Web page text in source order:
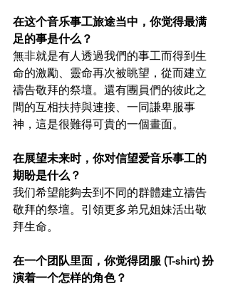
在这个音乐事工旅途当中，你觉得最满
足的事是什么？
無非就是有人透過我們的事工而得到生
命的激勵、靈命再次被眺望，從而建立
禱告敬拜的祭壇。還有團員們的彼此之
間的互相扶持與連接、一同謙卑服事
神，這是很難得可貴的一個畫面。
在展望未来时，你对信望爱音乐事工的
期盼是什么？
我们希望能夠去到不同的群體建立禱告
敬拜的祭壇。引領更多弟兄姐妹活出敬
拜生命。
在一个团队里面，你觉得团服 (T-shirt) 扮
演着一个怎样的角色？